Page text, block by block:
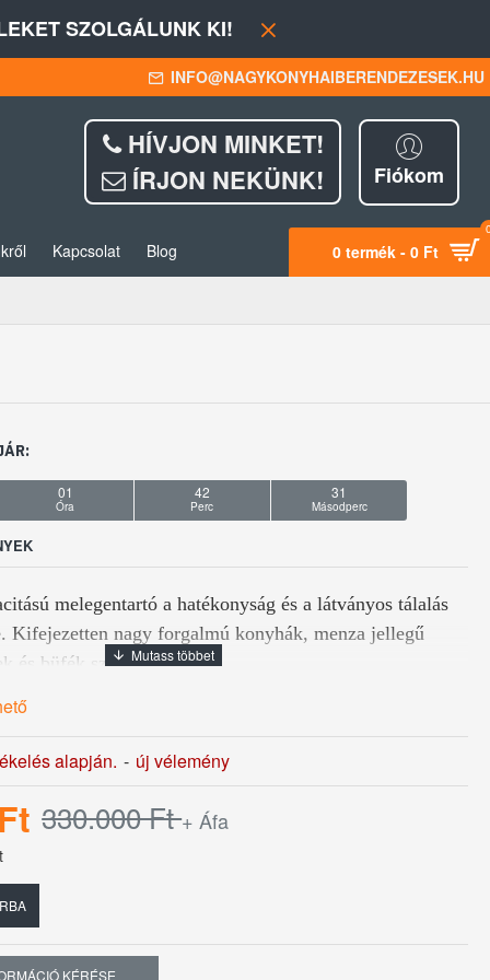
SZOLGÁLUNK KI!
INFO@NAGYKONYHAIBERENDEZESEK.HU
HÍVJON MINKET!
ÍRJON NEKÜNK!
Fiókom
Kapcsolat Blog 0 termék - 0 Ft
melegentartó a hatékonyság és a látványos tálalás
Kifejezetten nagy forgalmú konyhák, menza jellegű
és büfék számára ajánlott.
alsó polccal.
termosztáttal
alapján. - új vélemény
01
Óra
42
Perc
30
Másodperc
330.000 Ft+ Áfa
KÉRÉSE